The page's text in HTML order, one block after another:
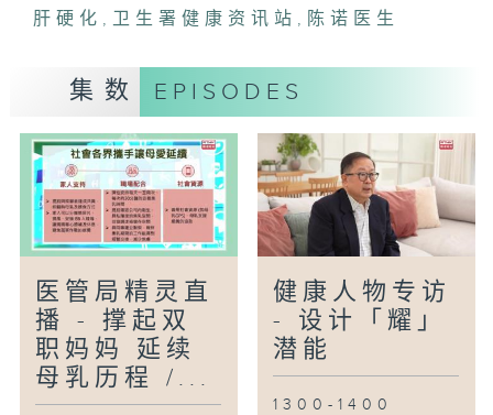
嘉宾：林永和医生(家庭医生)
肝硬化 ,卫生署健康资讯站 , 陈诺医生
集数 EPISODES
医管局精灵直
播 - 撑起双
职妈妈 延续
母乳历程 /...
健康人物专访
- 设计「耀」
潜能
1300-1400